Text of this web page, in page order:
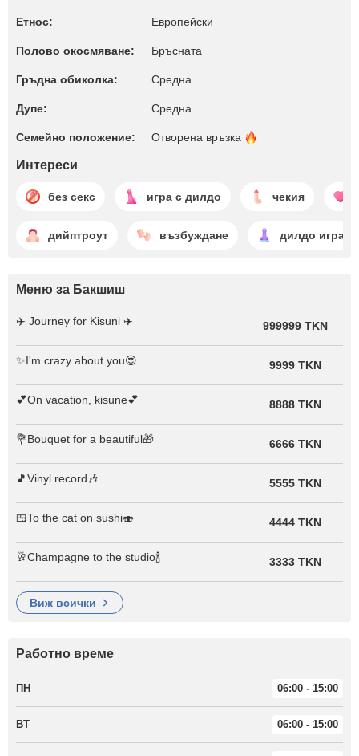
Етнос: Европейски
Полово окосмяване: Бръсната
Гръдна обиколка: Среднa
Дупе: Среднa
Семейно положение: Отворена връзка
Интереси
без секс игра с дилдо чекия
дийптроут възбуждане дилдо игра
Меню за Бакшиш
✈️ Journey for Kisuni ✈️ 999999 TKN
✨I'm crazy about you😍 9999 TKN
💕On vacation, kisune💕 8888 TKN
💐Bouquet for a beautiful🎁 6666 TKN
🎵Vinyl record🎶 5555 TKN
🍱To the cat on sushi🍣 4444 TKN
🥂Champagne to the studio🍾 3333 TKN
виж всички
Работно време
ПН 06:00 - 15:00
ВТ 06:00 - 15:00